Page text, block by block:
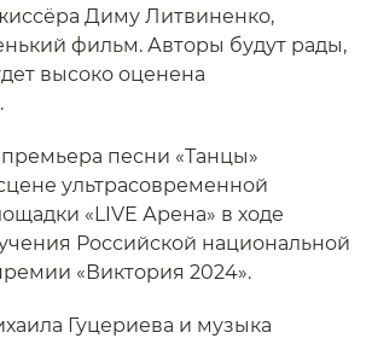
Диму Литвиненко,
фильм. Авторы будут рады,
высоко оценена
песни «Танцы»
ультрасовременной
«LIVE Арена» в ходе
Российской национальной
«Виктория 2024».
Гуцериева и музыка